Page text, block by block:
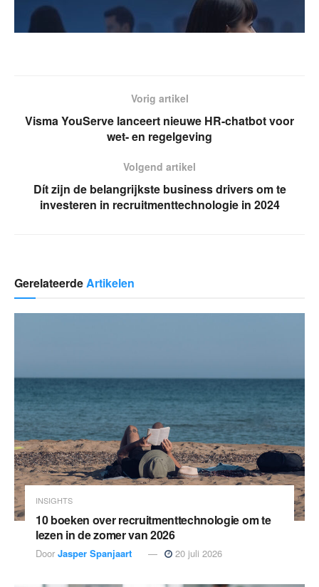
Vorig artikel
Visma YouServe lanceert nieuwe HR-chatbot voor
wet- en regelgeving
Volgend artikel
Dít zijn de belangrijkste business drivers om te
investeren in recruitmenttechnologie in 2024
GerelateerdeArtikelen
INSIGHTS
10 boeken over recruitmenttechnologie om te
lezen in de zomer van 2026
Door Jasper Spanjaart 20 juli 2026